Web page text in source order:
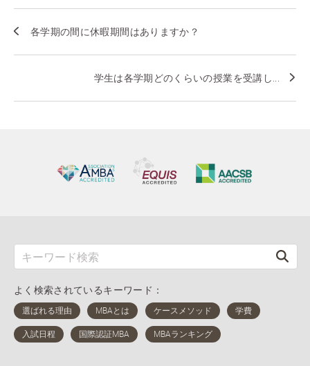
各学期の間に休暇期間はありますか？
学生は各学期どのくらいの授業を受講し...
よく検索されているキーワード：